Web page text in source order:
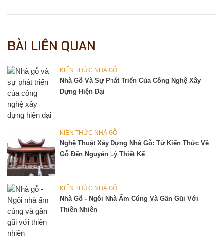
BÀI LIÊN QUAN
KIẾN THỨC NHÀ GỖ
Nhà Gỗ Và Sự Phát Triển Của Công Nghệ Xây
Dựng Hiện Đại
KIẾN THỨC NHÀ GỖ
Nghệ Thuật Xây Dựng Nhà Gỗ: Từ Kiến Thức Về
Gỗ Đến Nguyên Lý Thiết Kế
KIẾN THỨC NHÀ GỖ
Nhà Gỗ - Ngôi Nhà Ấm Cúng Và Gần Gũi Với
Thiên Nhiên